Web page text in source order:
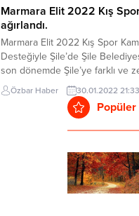
Marmara Elit 2022 Kış
ağırlandı.
Marmara Elit 2022 Kış Spor
Desteğiyle Şile’de Şile
son dönemde Şile’ye farklı ve
sporun her halini Şile’ye
İstanbul’a 30 dk. yakınlıkta bir
olabileceğinin örneği olarak,
Özbar Haber 30.01.2022 21:33